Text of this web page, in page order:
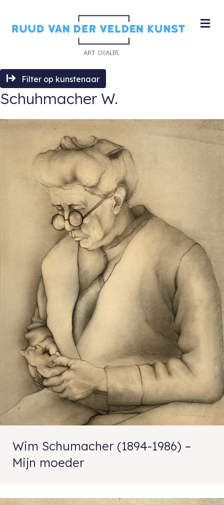
Filter op kunstenaar
Schuhmacher W.
Wim Schumacher (1894-1986) –
Mijn moeder